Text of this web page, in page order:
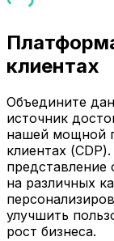
клиентах
Объедините
источник
нашей мощной
клиентах
на различных
улучшить
рост бизнеса.